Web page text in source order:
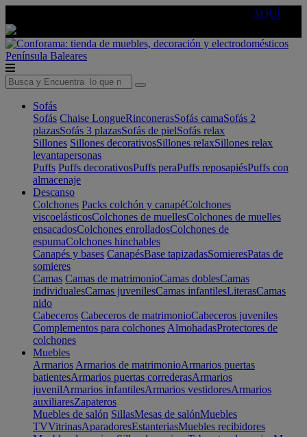
AQUÍ
Península Baleares
Sofás
Sofás Chaise LongueRinconerasSofás camaSofás 2
plazasSofás 3 plazasSofás de pielSofás relax
Sillones Sillones decorativosSillones relaxSillones relax
levantapersonas
Puffs Puffs decorativosPuffs peraPuffs reposapiésPuffs con
almacenaje
Descanso
Colchones Packs colchón y canapéColchones
viscoelásticosColchones de muellesColchones de muelles
ensacadosColchones enrolladosColchones de
espumaColchones hinchables
Canapés y bases CanapésBase tapizadasSomieresPatas de
somieres
Camas Camas de matrimonioCamas doblesCamas
individualesCamas juvenilesCamas infantilesLiterasCamas
nido
Cabeceros Cabeceros de matrimonioCabeceros juveniles
Complementos para colchones AlmohadasProtectores de
colchones
Muebles
Armarios Armarios de matrimonioArmarios puertas
batientesArmarios puertas correderasArmarios
juvenilArmarios infantilesArmarios vestidoresArmarios
auxiliaresZapateros
Muebles de salón SillasMesas de salónMuebles
TVVitrinasAparadoresEstanteriasMuebles recibidores